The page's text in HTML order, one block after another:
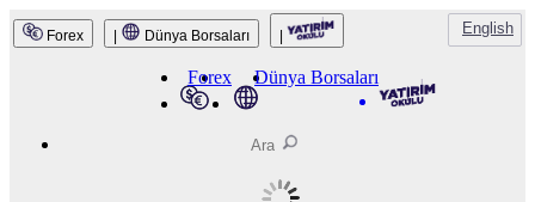
Forex Dünya Borsaları English
Forex Dünya Borsaları